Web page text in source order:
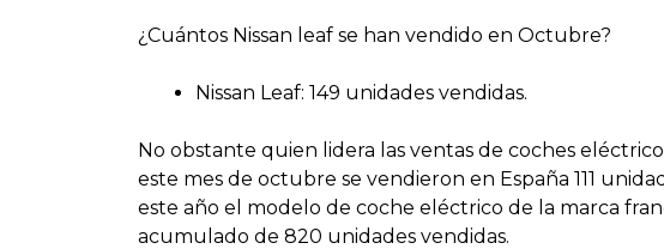
¿Cuántos Nissan leaf se han vendido en Octubre?
Nissan Leaf: 149 unidades vendidas.
No obstante quien lidera las ventas de coches
este mes de octubre se vendieron en España 111
este año el modelo de coche eléctrico de la marca
acumulado de 820 unidades vendidas.